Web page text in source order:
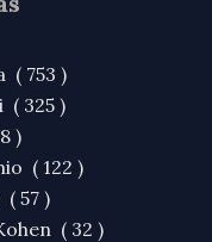
( 753 )
( 325 )
)
( 122 )
57 )
( 32 )